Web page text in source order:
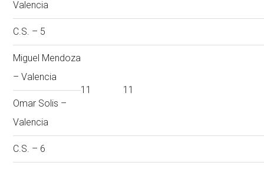
Valencia
C.S. – 5
Miguel Mendoza
– Valencia
11
11
Omar Solis –
Valencia
C.S. – 6